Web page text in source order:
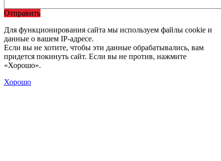
Отправить
Для функционирования сайта мы используем файлы cookie и
данные о вашем IP-адресе.
Если вы не хотите, чтобы эти данные обрабатывались, вам
придется покинуть сайт. Если вы не против, нажмите
«Хорошо».
Хорошо